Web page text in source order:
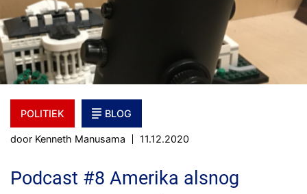
POLITIEK BLOG
door Kenneth Manusama 11.12.2020
Podcast #8 Amerika alsnog